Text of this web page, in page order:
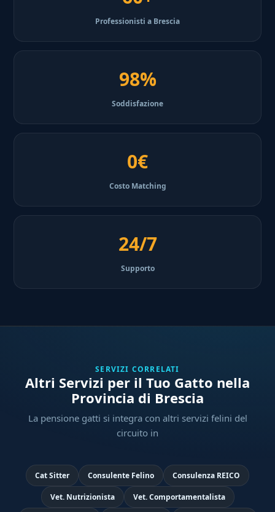
Professionisti a Brescia
98%
Soddisfazione
0€
Costo Matching
24/7
Supporto
SERVIZI CORRELATI
Altri Servizi per il Tuo Gatto nella
Provincia di Brescia
La pensione gatti si integra con altri servizi felini del
circuito in
Cat Sitter Consulente Felino Consulenza REICO
Vet. Nutrizionista Vet. Comportamentalista